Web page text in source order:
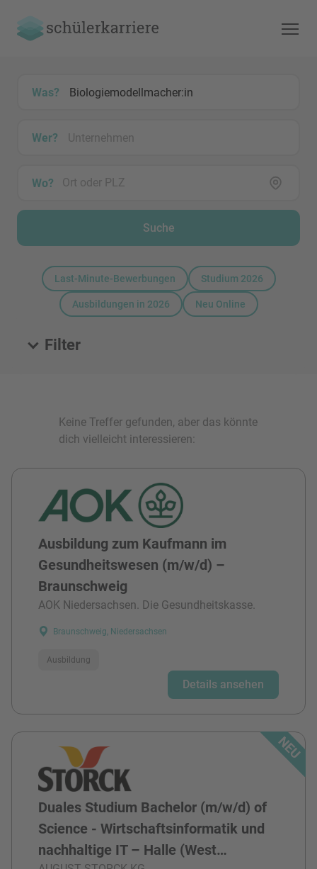
Was?
Wer?
Wo?
Suche
Last-Minute-Bewerbungen Studium 2026
Ausbildungen in 2026 Neu Online
Filter
Keine Treffer gefunden, aber das könnte
dich vielleicht interessieren:
Ausbildung zum Kaufmann im
Gesundheitswesen (m/w/d) –
Braunschweig
AOK Niedersachsen. Die Gesundheitskasse.
Braunschweig, Niedersachsen
Ausbildung
Details ansehen
Duales Studium Bachelor (m/w/d) of
Science - Wirtschaftsinformatik und
nachhaltige IT – Halle (West…